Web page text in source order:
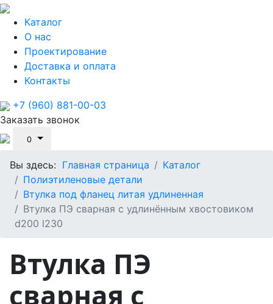
Каталог
О нас
Проектирование
Доставка и оплата
Контакты
+7 (960) 881-00-03
Заказать звонок
0
Вы здесь: Главная страница
Каталог
Полиэтиленовые детали
Втулка под фланец литая удлиненная
Втулка ПЭ сварная с удлинённым хвостовиком
d200 l230
Втулка ПЭ
сварная с